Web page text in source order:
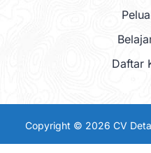
Daftar
Copyright © 2026 CV